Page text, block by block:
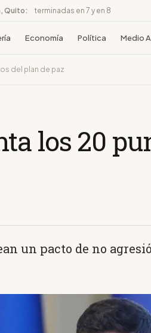
Quito: terminadas en 7 y en 8
Economía Política Medio
del plan de paz
los 20
un pacto de no